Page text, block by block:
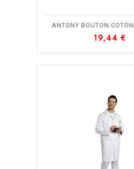
ANTONY BOUTON
19,44 €